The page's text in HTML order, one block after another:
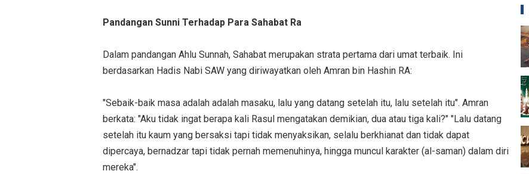
Pandangan Sunni Terhadap Para Sahabat Ra
Dalam pandangan Ahlu Sunnah, Sahabat merupakan strata pertama dari umat terbaik. Ini
berdasarkan Hadis Nabi SAW yang diriwayatkan oleh Amran bin Hashin RA:
"Sebaik-baik masa adalah adalah masaku, lalu yang datang setelah itu, lalu setelah itu". Amran
berkata: "Aku tidak ingat berapa kali Rasul mengatakan demikian, dua atau tiga kali?" "Lalu datang
setelah itu kaum yang bersaksi tapi tidak menyaksikan, selalu berkhianat dan tidak dapat
dipercaya, bernadzar tapi tidak pernah memenuhinya, hingga muncul karakter (al-saman) dalam diri
mereka".